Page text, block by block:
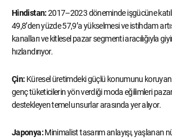
Hindistan:2017–2023 döneminde işgücüne
49,8’den yüzde 57,9’a yükselmesi ve istihdam
kanalları ve kitlesel pazar segmenti aracılığıyla
hızlandırıyor.
Çin: Küresel üretimdeki güçlü konumunu koruyan
genç tüketicilerin yön verdiği moda eğilimleri
destekleyen temel unsurlar arasında yer alıyor.
Japonya:Minimalist tasarım anlayışı, yaşlanan